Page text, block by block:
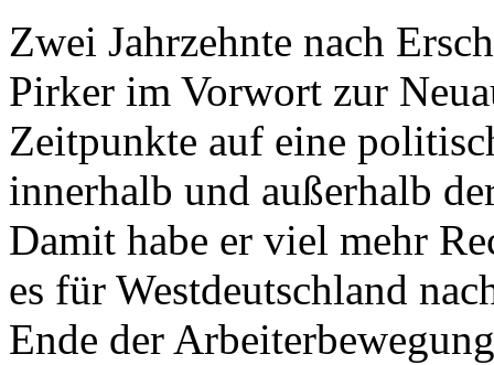
Zwei Jahrzehnte nach
Pirker im Vorwort zur
Zeitpunkte auf eine
innerhalb und außerhalb
Damit habe er viel mehr
es für Westdeutschland
Ende der